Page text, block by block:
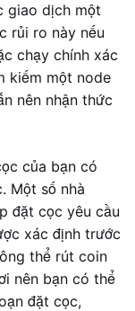
giao dịch một
rủi ro này nếu
chạy chính xác
kiếm một node
nên nhận thức
của bạn có
Một số nhà
đặt cọc yêu cầu
xác định trước
thể rút coin
nên bạn có thể
đặt cọc,